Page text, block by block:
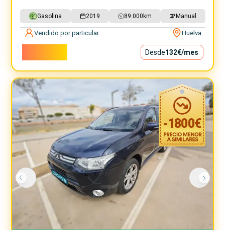
Gasolina 2019 89.000 km Manual
Vendido por particular Huelva
Desde132€/mes
-1800€